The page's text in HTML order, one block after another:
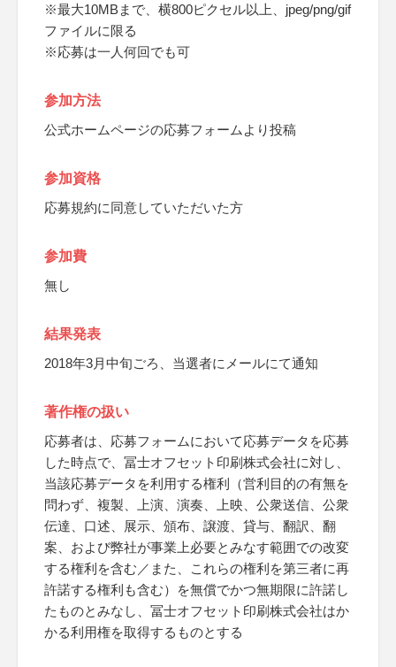
※最大10MBまで、横800ピクセル以上、jpeg/png/gif
ファイルに限る
※応募は一人何回でも可
参加方法
公式ホームページの応募フォームより投稿
参加資格
応募規約に同意していただいた方
参加費
無し
結果発表
2018年3月中旬ごろ、当選者にメールにて通知
著作権の扱い
応募者は、応募フォームにおいて応募データを応募
した時点で、冨士オフセット印刷株式会社に対し、
当該応募データを利用する権利（営利目的の有無を
問わず、複製、上演、演奏、上映、公衆送信、公衆
伝達、口述、展示、頒布、譲渡、貸与、翻訳、翻
案、および弊社が事業上必要とみなす範囲での改変
する権利を含む／また、これらの権利を第三者に再
許諾する権利も含む）を無償でかつ無期限に許諾し
たものとみなし、冨士オフセット印刷株式会社はか
かる利用権を取得するものとする